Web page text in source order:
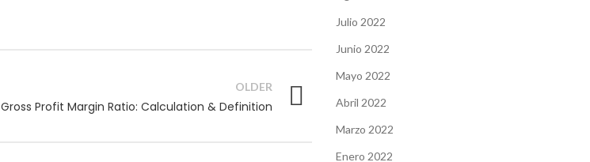
OLDER
Gross Profit Margin Ratio: Calculation & Definition
Julio 2022
Junio 2022
Mayo 2022
Abril 2022
Marzo 2022
Enero 2022